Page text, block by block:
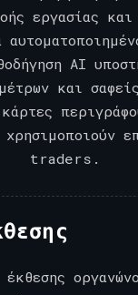
εργασίας και
AI
και
traders.